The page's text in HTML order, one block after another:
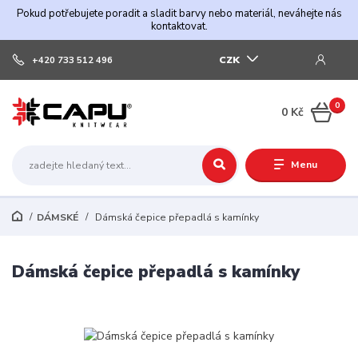
Pokud potřebujete poradit a sladit barvy nebo materiál, neváhejte nás
kontaktovat.
Menu
CZK
+420 733 512 496
0
0 Kč
DÁMSKÉ Dámská čepice přepadlá s kamínky
Dámská čepice přepadlá s kamínky